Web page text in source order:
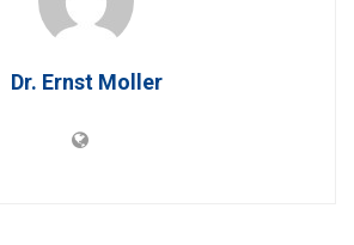
Dr. Ernst Moller